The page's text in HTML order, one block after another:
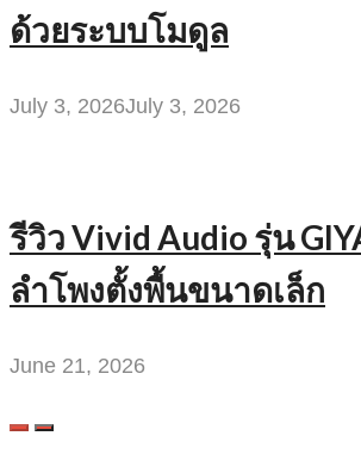
ด้วยระบบโมดูล
July 3, 2026July 3, 2026
รีวิว Vivid Audio รุ่น
ลำโพงตั้งพื้นขนาดเล็ก
June 21, 2026